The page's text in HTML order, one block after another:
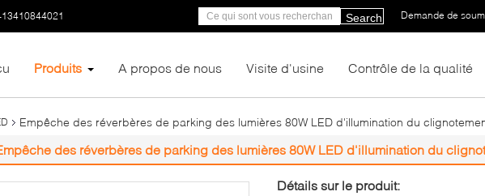
Demande de
Search
Produits A propos de nous Visite d'usine Contrôle de la qualité
Empêche des réverbères de parking des lumières 80W LED d'illumination du
des réverbères de parking des lumières 80W LED d'illumination du
Détails sur le produit: